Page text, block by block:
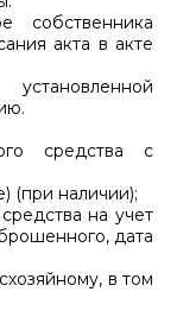
собственника
акта в акте
средства с
(при наличии);
на учет
дата
в том